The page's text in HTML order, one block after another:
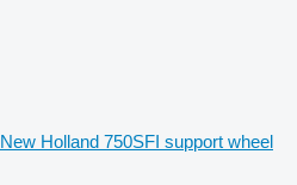
New Holland 750SFI support wheel